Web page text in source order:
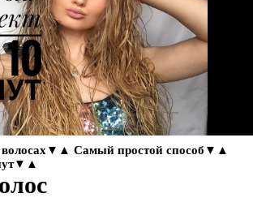
Самый простой способ▼▲